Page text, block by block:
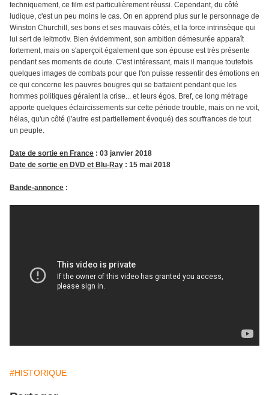
techniquement, ce film est particulièrement réussi. Cependant, du côté
ludique, c'est un peu moins le cas. On en apprend plus sur le personnage de
Winston Churchill, ses bons et ses mauvais côtés, et la force intrinsèque qui
lui sert de leitmotiv. Bien évidemment, son ambition démesurée apparaît
fortement, mais on s'aperçoit également que son épouse est très présente
pendant ses moments de doute. C'est intéressant, mais il manque toutefois
quelques images de combats pour que l'on puisse ressentir des émotions en
ce qui concerne les pauvres bougres qui se battaient pendant que les
hommes politiques géraient la crise... et leurs égos. Bref, ce long métrage
apporte quelques éclaircissements sur cette période trouble, mais on ne voit,
hélas, qu'un côté (l'autre est partiellement évoqué) des souffrances de tout
un peuple.
Date de sortie en France : 03 janvier 2018
Date de sortie en DVD et Blu-Ray : 15 mai 2018
Bande-annonce :
#HISTORIQUE